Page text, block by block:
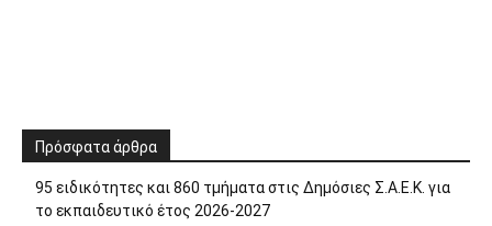
Πρόσφατα άρθρα
95 ειδικότητες και 860 τμήματα στις Δημόσιες Σ.Α.Ε.Κ. για
το εκπαιδευτικό έτος 2026-2027